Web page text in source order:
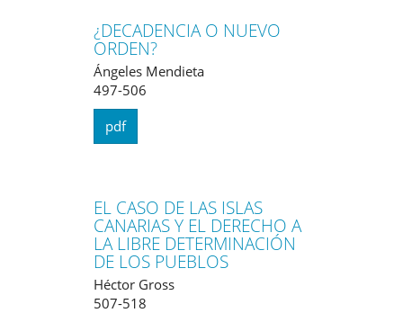
¿DECADENCIA O NUEVO
ORDEN?
Ángeles Mendieta
497-506
pdf
EL CASO DE LAS ISLAS
CANARIAS Y EL DERECHO A
LA LIBRE DETERMINACIÓN
DE LOS PUEBLOS
Héctor Gross
507-518